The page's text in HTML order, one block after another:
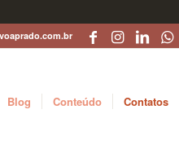
Blog Conteúdo Contatos